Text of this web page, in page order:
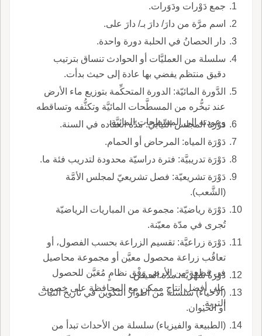
جمع دَوْرات ودَوَرات.
اسم مرَّة من دارَ/ دارَ بـ/ دارَ على.
دار الحصانُ في الحلبة دورة واحدة.
سلسلة من العمليَّات أو الحوادث تنساق بترتيب
دقيق منتظم يفضي بها عادة إلى حيث بدأت.
الدَّورة المائيّة: الدورة المتحكِّمة بتوزيع ماء الأرض
عند تبخُّره من المسطَّحات المائيَّة وتكثُّفه وتساقطه
وعودته إلى المسطحات المائيَّة.
دَوْرَة المجلس النِّيابيّ: مدّة انعقاده في السنة.
دَوْرَة المياه: المرحاض أو الحمام.
دَوْرَة تدريبيَّة: فترة دراسيّة محدودة لتدريب فئة ما.
دَوْرَة تشريعيّة: فصل تشريعيّ لمجلس الأمَّة
(الشَّعب).
دَوْرَة رياضيّة: مجموعة من المباريات الرياضيّة
تُجرى في مدّة معيّنة.
دَوْرَة زراعيَّة: تقسيم الزراعة بحسب الفصول، أو
تعاقُب زراعة محصول معيَّن أو مجموعة محاصيل
في قطعةٍ من الأرض وَفْق نظامٍ مُعَيَّن للحصول
على أفضل إنتاج ممكن مع المحافظة على خصوبة
التربة.
دَوْرَةٌ شَهْريَّة: مدّة الحيض.
(الأحياء) سلسلة من أطوار التكوين في تاريخ النبات
أو الحيوان.
(الطبيعة والفيزياء) سلسلة من الأحداث تبدأ من